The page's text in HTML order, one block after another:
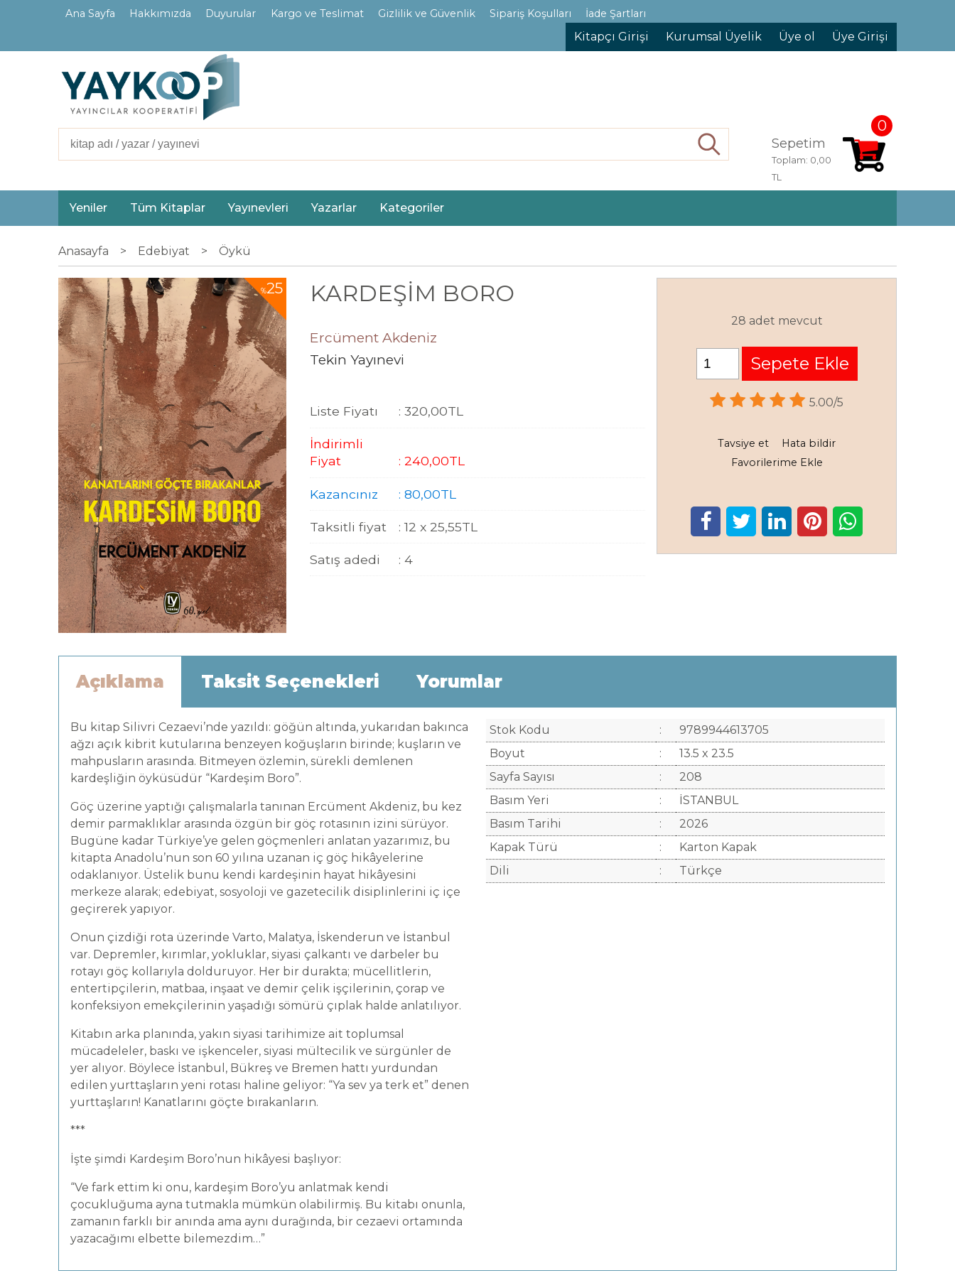
Ana Sayfa Hakkımızda Duyurular Kargo ve Teslimat Gizlilik ve Güvenlik Sipariş Koşulları İade Şartları
Kitapçı Girişi Kurumsal Üyelik Üye ol Üye Girişi
Sepetim
0
Toplam: 0,00
TL
Yeniler Tüm Kitaplar Yayınevleri Yazarlar Kategoriler
Anasayfa > Edebiyat > Öykü
%25 KARDEŞİM BORO
Ercüment Akdeniz
Tekin Yayınevi
Liste Fiyatı : 320,00TL
İndirimli
Fiyat
: 240,00TL
Kazancınız : 80,00TL
Taksitli fiyat : 12 x 25,55TL
Satış adedi : 4
28 adet mevcut
Sepete Ekle
5.00/5
Tavsiye et
Hata bildir
Favorilerime Ekle
Açıklama Taksit Seçenekleri Yorumlar
Bu kitap Silivri Cezaevi’nde yazıldı: göğün altında, yukarıdan bakınca
ağzı açık kibrit kutularına benzeyen koğuşların birinde; kuşların ve
mahpusların arasında. Bitmeyen özlemin, sürekli demlenen
kardeşliğin öyküsüdür “Kardeşim Boro”.
Göç üzerine yaptığı çalışmalarla tanınan Ercüment Akdeniz, bu kez
demir parmaklıklar arasında özgün bir göç rotasının izini sürüyor.
Bugüne kadar Türkiye’ye gelen göçmenleri anlatan yazarımız, bu
kitapta Anadolu’nun son 60 yılına uzanan iç göç hikâyelerine
odaklanıyor. Üstelik bunu kendi kardeşinin hayat hikâyesini
merkeze alarak; edebiyat, sosyoloji ve gazetecilik disiplinlerini iç içe
geçirerek yapıyor.
Onun çizdiği rota üzerinde Varto, Malatya, İskenderun ve İstanbul
var. Depremler, kırımlar, yokluklar, siyasi çalkantı ve darbeler bu
rotayı göç kollarıyla dolduruyor. Her bir durakta; mücellitlerin,
entertipçilerin, matbaa, inşaat ve demir çelik işçilerinin, çorap ve
konfeksiyon emekçilerinin yaşadığı sömürü çıplak halde anlatılıyor.
Kitabın arka planında, yakın siyasi tarihimize ait toplumsal
mücadeleler, baskı ve işkenceler, siyasi mültecilik ve sürgünler de
yer alıyor. Böylece İstanbul, Bükreş ve Bremen hattı yurdundan
edilen yurttaşların yeni rotası haline geliyor: “Ya sev ya terk et” denen
yurttaşların! Kanatlarını göçte bırakanların.
***
İşte şimdi Kardeşim Boro’nun hikâyesi başlıyor:
“Ve fark ettim ki onu, kardeşim Boro’yu anlatmak kendi
çocukluğuma ayna tutmakla mümkün olabilirmiş. Bu kitabı onunla,
zamanın farklı bir anında ama aynı durağında, bir cezaevi ortamında
yazacağımı elbette bilemezdim…”
Stok Kodu :
9789944613705
Boyut
:
13.5 x 23.5
Sayfa Sayısı
:
208
Basım Yeri
:
İSTANBUL
Basım Tarihi
:
2026
Kapak Türü
:
Karton Kapak
Dili
: Türkçe